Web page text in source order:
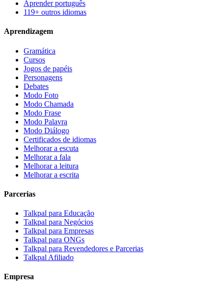
Aprender português
119+ outros idiomas
Aprendizagem
Gramática
Cursos
Jogos de papéis
Personagens
Debates
Modo Foto
Modo Chamada
Modo Frase
Modo Palavra
Modo Diálogo
Certificados de idiomas
Melhorar a escuta
Melhorar a fala
Melhorar a leitura
Melhorar a escrita
Parcerias
Talkpal para Educação
Talkpal para Negócios
Talkpal para Empresas
Talkpal para ONGs
Talkpal para Revendedores e Parcerias
Talkpal Afiliado
Empresa